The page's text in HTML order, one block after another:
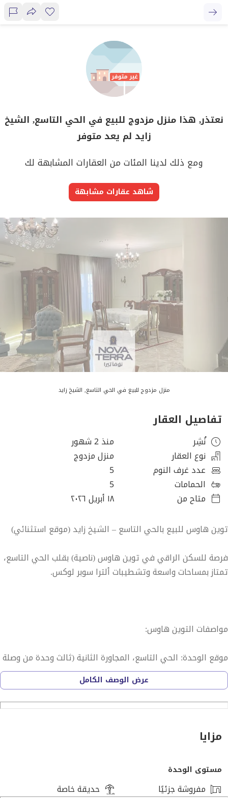
نعتذر, هذا منزل مزدوج للبيع في الحي التاسع, الشيخ
زايد لم يعد متوفر
ومع ذلك لدينا المئات من العقارات المشابهة لك
شاهد عقارات مشابهة
منزل مزدوج للبيع في الحي التاسع, الشيخ زايد
تفاصيل العقار
نُشِر
منذ 2 شهور
نوع العقار
منزل مزدوج
عدد غرف النوم
5
الحمامات
5
متاح من
١٨ أبريل ٢٠٢٦
توين هاوس للبيع بالحي التاسع – الشيخ زايد (موقع استثنائي)
فرصة للسكن الراقي في توين هاوس (ناصية) بقلب الحي التاسع،
تمتاز بمساحات واسعة وتشطيبات ألترا سوبر لوكس.
مواصفات التوين هاوس:
موقع الوحدة: الحي التاسع، المجاورة الثانية (ثالث وحدة من وصلة
دهشور مباشرة).
مساحة المباني: 550 متر مربع.
مساحة الأرض: 380 متر مربع (ناصية مميزة).
عرض الوصف الكامل
مزايا
مستوى الوحدة
مفروشة جزئيًا حديقة خاصة